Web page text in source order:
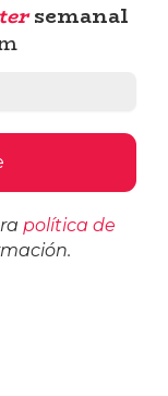
semanal
política de